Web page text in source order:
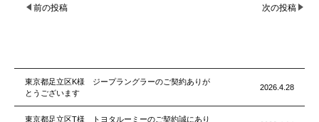
前の投稿 次の投稿
東京都足立区K様 ジープラングラーのご契約ありが
とうございます
2026.4.28
東京都足立区T様 トヨタルーミーのご契約誠にあり